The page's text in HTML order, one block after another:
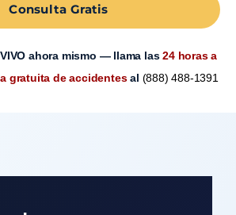
Consulta Gratis
ahora mismo — llama las24 horas a
gratuita de accidentesal (888) 488-1391